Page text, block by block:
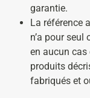
garantie.
La référence
n’a pour seul
en aucun cas
produits
fabriqués et